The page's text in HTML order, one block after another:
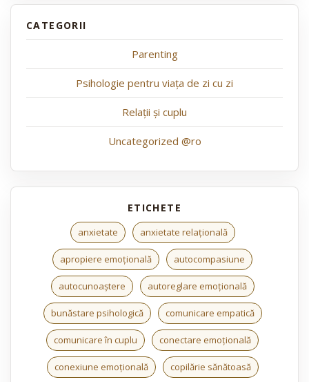
Parenting
Psihologie pentru viața de zi cu zi
Relații și cuplu
Uncategorized @ro
anxietate anxietate relațională
apropiere emoțională autocompasiune
autocunoaștere autoreglare emoțională
bunăstare psihologică comunicare empatică
comunicare în cuplu conectare emoțională
conexiune emoțională copilărie sănătoasă